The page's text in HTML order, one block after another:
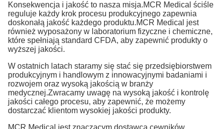
Konsekwencja i jakość to nasza misja.MCR Medical ściśle
reguluje każdy krok procesu produkcyjnego zapewnia
doskonałą jakość każdego produktu.MCR Medical jest
również wyposażony w laboratorium fizyczne i chemiczne,
które spełniają standard CFDA, aby zapewnić produkty o
wyższej jakości.
W ostatnich latach staramy się stać się przedsiębiorstwem
produkcyjnym i handlowym z innowacyjnymi badaniami i
rozwojem oraz wysoką jakością w branży
medycznej.Zwracamy uwagę na wysoką jakość i kontrolę
jakości całego procesu, aby zapewnić, że możemy
dostarczać klientom wysokiej jakości produkty.
MCR Medical jest znaczącym dostawcą cewników